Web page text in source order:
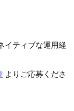
イティブな運用経
よりご応募くださ